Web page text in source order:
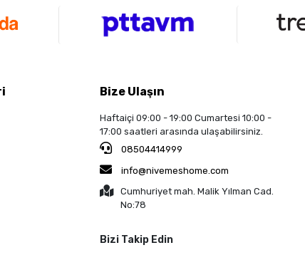
Bize Ulaşın
Haftaiçi 09:00 - 19:00 Cumartesi 10:00 -
17:00 saatleri arasında ulaşabilirsiniz.
08504414999
info@nivemeshome.com
Cumhuriyet mah. Malik Yılman Cad.
No:78
Bizi Takip Edin